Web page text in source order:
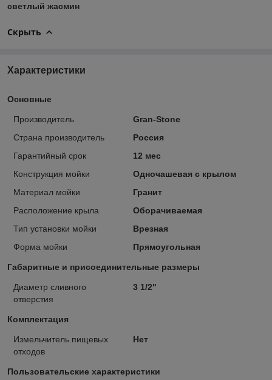
светлый жасмин
Скрыть
Характеристики
Основные
Производитель
Gran-Stone
Страна производитель
Россия
Гарантийный срок
12 мес
Конструкция мойки
Одночашевая с крылом
Материал мойки
Гранит
Расположение крыла
Оборачиваемая
Тип установки мойки
Врезная
Форма мойки
Прямоугольная
Габаритные и присоединительные размеры
Диаметр сливного
отверстия
3 1/2"
Комплектация
Измельчитель пищевых
отходов
Нет
Пользовательские характеристики